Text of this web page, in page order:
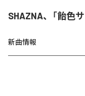
SHAZNA、「飴色
新曲情報